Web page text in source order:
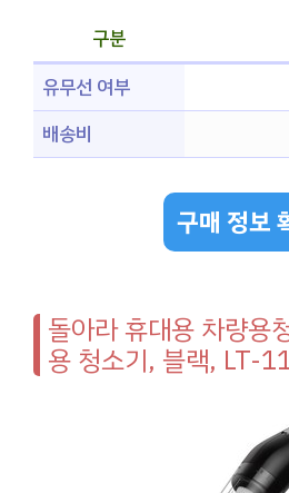
구분
유무선 여부
배송비
구매 정보
돌아라 휴대용 차량용
용 청소기, 블랙, LT-